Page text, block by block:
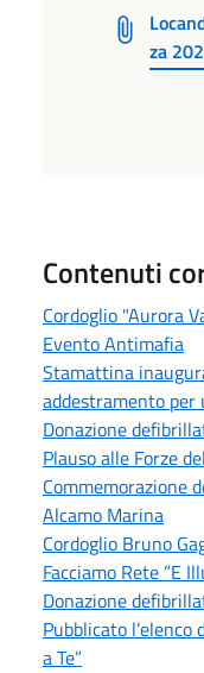
za
Contenuti
Cordoglio "Aurora
Evento Antimafia
Stamattina
addestramento per
Donazione
Plauso alle Forze
Commemorazione
Alcamo Marina
Cordoglio Bruno
Facciamo Rete ”E
Donazione
Pubblicato
a Te”